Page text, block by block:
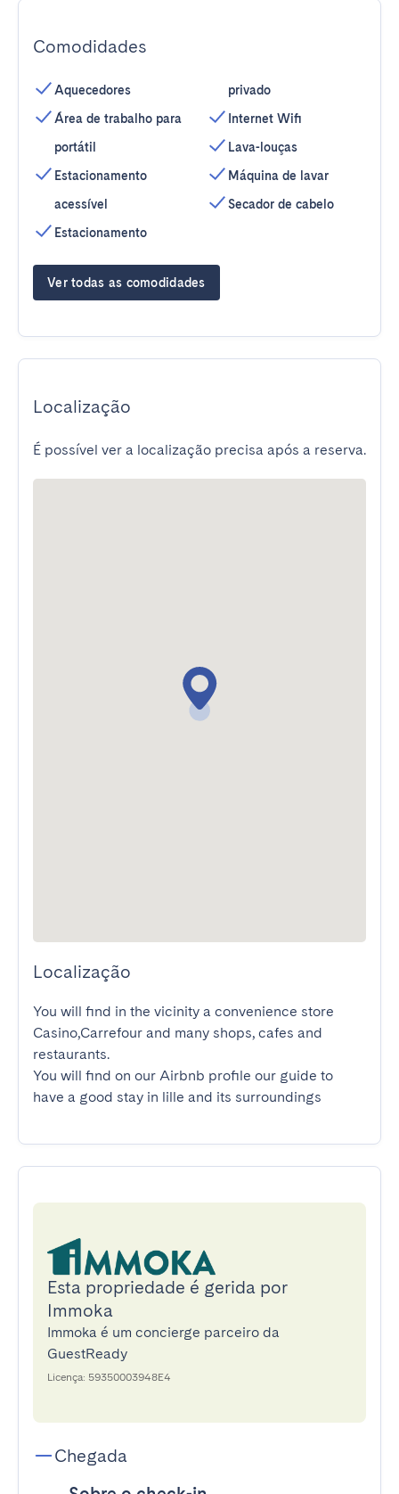
Comodidades
Aquecedores
Área de trabalho para
portátil
Estacionamento
acessível
Estacionamento
privado
Internet Wifi
Lava-louças
Máquina de lavar
Secador de cabelo
Ver todas as comodidades
Localização
É possível ver a localização precisa após a reserva.
Localização
You will find in the vicinity a convenience store
Casino,Carrefour and many shops, cafes and
restaurants.
You will find on our Airbnb profile our guide to
have a good stay in lille and its surroundings
Esta propriedade é gerida por
Immoka
Immoka é um concierge parceiro da
GuestReady
Licença: 59350003948E4
Chegada